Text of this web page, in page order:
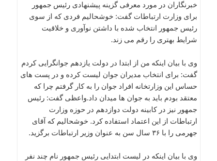
خبرنگاران در مورد معرفی گزینه پیشنهادی رئیس جمهور
برای وزارت ارتباطات گفت: خوشحالیم فردی که از سوی
رئیس جمهور انتخاب شده با داشتن نوآوری و خلاقیت
شرایط بهتری را رقم می زند.
وی با بیان اینکه من از ابتدا در دولت یازدهم جوانگرایی کردم
گفت: برای انتخاب مدیران جوان لیست کرده و در پست های
حساس این وزارتخانه افراد جوان را به کار گرفتم چرا که
معتقد بودم باید به جوان ها میدان داد.واعظی گفت: رئیس
جمهور نیز در کابینه دولت دوازدهم در حوزه وزارت
ارتباطات از این اعتماد استفاده کرد. خوشحالیم که آقای
جهرمی را با ۳۶ سال سن به عنوان وزیر ارتباطات برگزید.
وی با بیان اینکه در لیست ابتدایی رئیس جمهور نام چند نفر